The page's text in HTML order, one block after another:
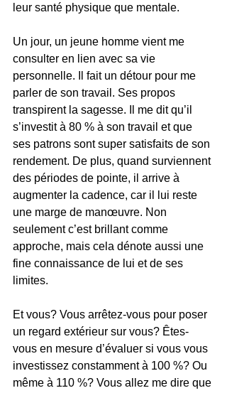
leur santé physique que mentale.
Un jour, un jeune homme vient me
consulter en lien avec sa vie
personnelle. Il fait un détour pour me
parler de son travail. Ses propos
transpirent la sagesse. Il me dit qu’il
s’investit à 80 % à son travail et que
ses patrons sont super satisfaits de son
rendement. De plus, quand surviennent
des périodes de pointe, il arrive à
augmenter la cadence, car il lui reste
une marge de manœuvre. Non
seulement c’est brillant comme
approche, mais cela dénote aussi une
fine connaissance de lui et de ses
limites.
Et vous? Vous arrêtez-vous pour poser
un regard extérieur sur vous? Êtes-
vous en mesure d’évaluer si vous vous
investissez constamment à 100 %? Ou
même à 110 %? Vous allez me dire que